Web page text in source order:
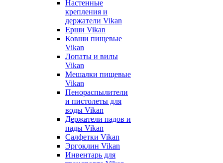
Настенные
крепления и
держатели Vikan
Ерши Vikan
Ковши пищевые
Vikan
Лопаты и вилы
Vikan
Мешалки пищевые
Vikan
Пенораспылители
и пистолеты для
воды Vikan
Держатели падов и
пады Vikan
Салфетки Vikan
Эргоклин Vikan
Инвентарь для